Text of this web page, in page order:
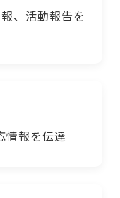
、活動報告を
情報を伝達